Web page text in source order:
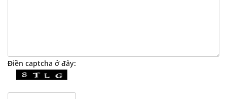
Điền captcha ở đây: